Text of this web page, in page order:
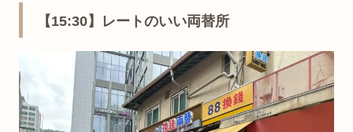
【15:30】レートのいい両替所